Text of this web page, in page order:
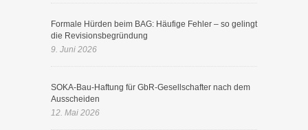
Formale Hürden beim BAG: Häufige Fehler – so gelingt
die Revisionsbegründung
9. Juni 2026
SOKA-Bau-Haftung für GbR-Gesellschafter nach dem
Ausscheiden
12. Mai 2026